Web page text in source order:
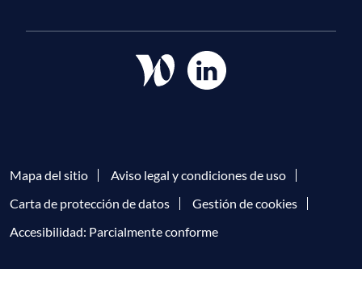
Mapa del sitio
Aviso legal y condiciones de uso
Carta de protección de datos
Gestión de cookies
Accesibilidad: Parcialmente conforme